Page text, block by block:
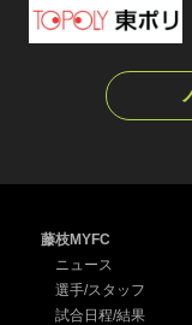
藤枝MYFC
ニュース
選手/スタッフ
試合日程/結果